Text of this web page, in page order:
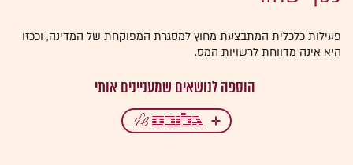
פעילות כלכלית המתבצעת מחוץ למסגרת המפוקחת של המדינה, וככזו
היא אינה מדווחת לרשויות המס.